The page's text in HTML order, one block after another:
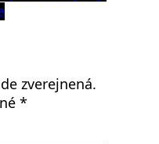
zverejnená.
*